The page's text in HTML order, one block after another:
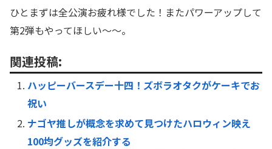
ひとまずは全公演お疲れ様でした！またパワーアップして
第2弾もやってほしい〜〜。
関連投稿:
ハッピーバースデー十四！ズボラオタクがケーキでお
祝い
ナゴヤ推しが概念を求めて見つけたハロウィン映え
100均グッズを紹介する